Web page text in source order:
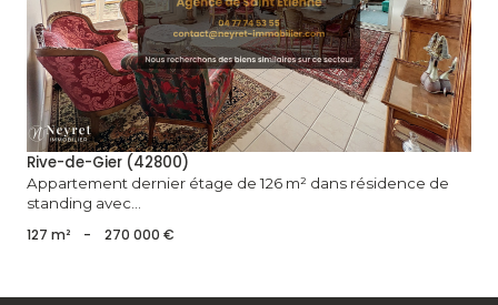
Rive-de-Gier (42800)
Appartement dernier étage de 126 m² dans résidence de
standing avec...
127 m² - 270 000 €